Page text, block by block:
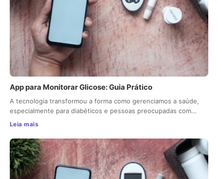
App para Monitorar Glicose: Guia Prático
A tecnologia transformou a forma como gerenciamos a saúde,
especialmente para diabéticos e pessoas preocupadas com…
Leia mais